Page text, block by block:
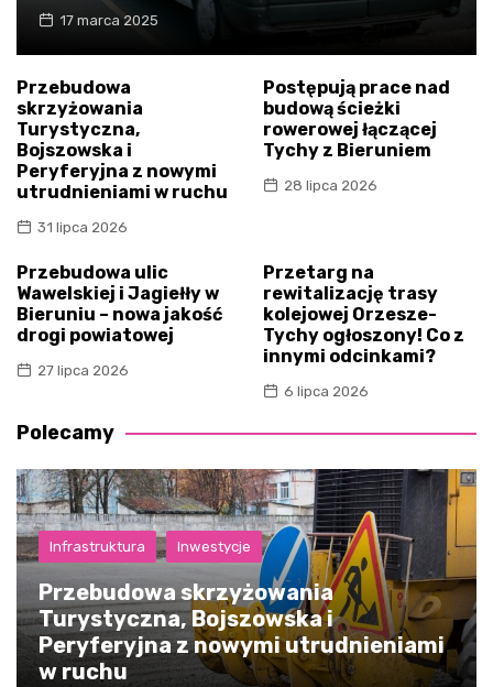
17 marca 2025
Przebudowa
skrzyżowania
Turystyczna,
Bojszowska i
Peryferyjna z nowymi
utrudnieniami w ruchu
31 lipca 2026
Postępują prace nad
budową ścieżki
rowerowej łączącej
Tychy z Bieruniem
28 lipca 2026
Przebudowa ulic
Wawelskiej i Jagiełły w
Bieruniu – nowa jakość
drogi powiatowej
27 lipca 2026
Przetarg na
rewitalizację trasy
kolejowej Orzesze-
Tychy ogłoszony! Co z
innymi odcinkami?
6 lipca 2026
Polecamy
Infrastruktura Inwestycje
Przebudowa skrzyżowania
Turystyczna, Bojszowska i
Peryferyjna z nowymi utrudnieniami
w ruchu